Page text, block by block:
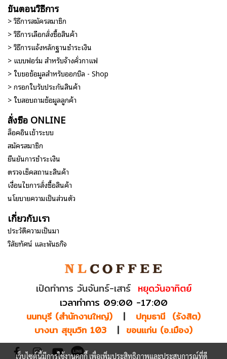
ขั้นตอนวิธีการ
> วิธีการสมัครสมาชิก
> วิธีการเลือกสั่งซื้อสินค้า
> วิธีการแจ้งหลักฐานชำระเงิน
> แบบฟอร์ม สำหรับจ้างคั่วกาแฟ
> ใบขอข้อมูลสำหรับออกบิล - Shop
> กรอกใบรับประกันสินค้า
> ใบสอบถามข้อมูลลูกค้า
สั่งซื้อ ONLINE
ล็อคอินเข้าระบบ
สมัครสมาชิก
ยืนยันการชำระเงิน
ตรวจเช็คสถานะสินค้า
เงื่อนไขการสั่งซื้อสินค้า
นโยบายความเป็นส่วนตัว
เกี่ยวกับเรา
ประวัติความเป็นมา
วิสัยทัศน์ และพันธกิจ
เปิดทำการ วันจันทร์-เสาร์ หยุดวันอาทิตย์
เวลาทำการ 09:00 -17:00
นนทบุรี (สำนักงานใหญ่) |
ปทุมธานี (รังสิต)
บางนา สุขุมวิท 103 | ขอนแก่น (อ.เมือง)
เว็บไซต์นี้มีการใช้งานคุกกี้ เพื่อเพิ่มประสิทธิภาพและประสบการณ์ที่ดี